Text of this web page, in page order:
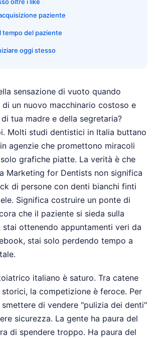
paziente
tempo del paziente
oggi stesso
sensazione di vuoto quando
un nuovo macchinario costoso e
tua madre e della segretaria?
Molti studi dentistici in Italia buttano
agenzie che promettono miracoli
grafiche piatte. La verità è che
Marketing for Dentists non significa
di persone con denti bianchi finti
Significa costruire un ponte di
che il paziente si sieda sulla
stai ottenendo appuntamenti veri da
stai solo perdendo tempo a
italiano è saturo. Tra catene
la competizione è feroce. Per
di vendere "pulizia dei denti"
sicurezza. La gente ha paura del
di spendere troppo. Ha paura del